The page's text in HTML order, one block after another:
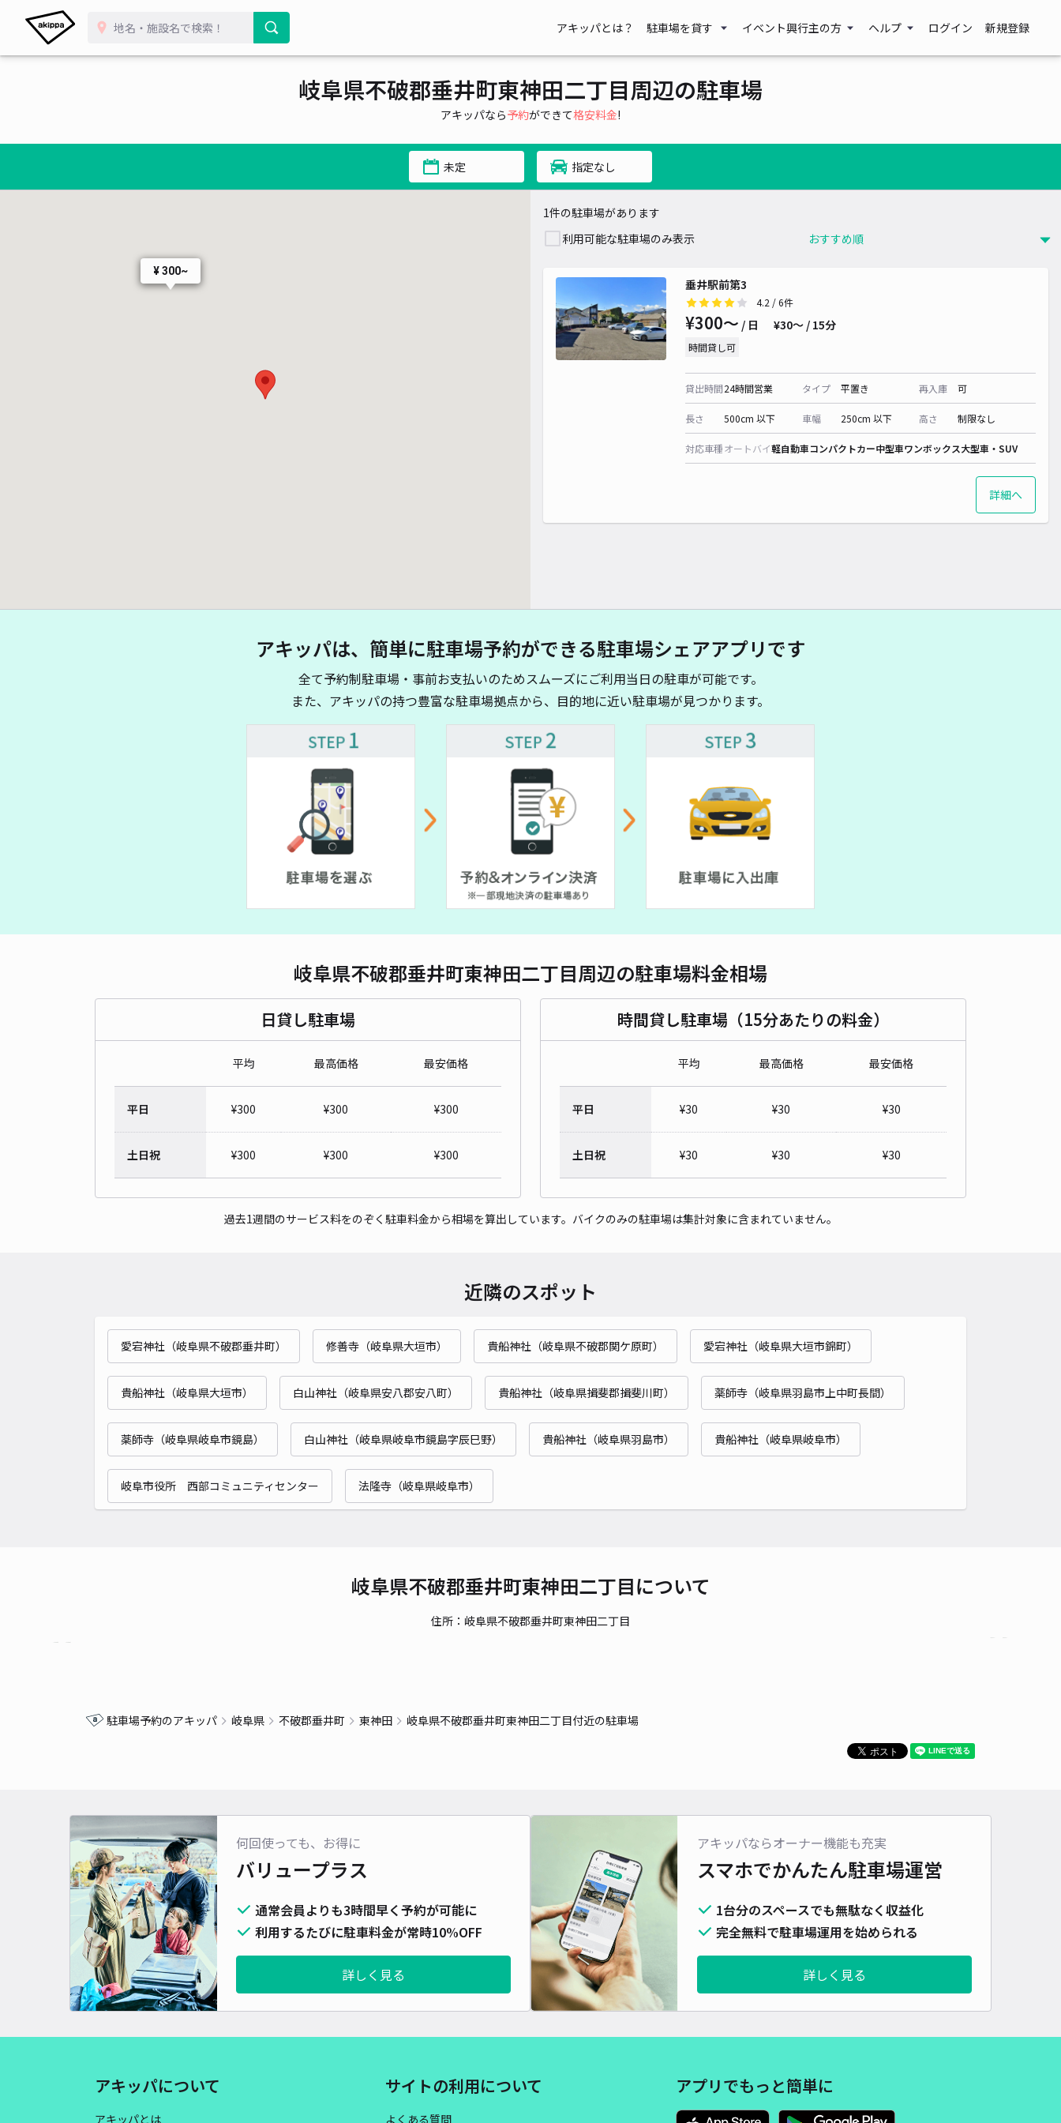
アキッパとは？ 駐車場を貸す イベント興行主の方 ヘルプ ログイン 新規登録
岐阜県不破郡垂井町東神田二丁目周辺の駐車場
アキッパなら予約ができて格安料金!
未定 指定なし
¥ 300~
1件の駐車場があります
利用可能な駐車場のみ表示
垂井駅前第3
4.2 / 6件
¥300〜 / 日 ¥30〜 / 15分
時間貸し可
貸出時間24時間営業 タイプ 平置き 再入庫 可
長さ 500cm 以下 車幅 250cm 以下 高さ 制限なし
対応車種オートバイ軽自動車コンパクトカー中型車ワンボックス大型車・SUV
詳細へ
アキッパは、簡単に駐車場予約ができる駐車場シェアアプリです
全て予約制駐車場・事前お支払いのためスムーズにご利用当日の駐車が可能です。
また、アキッパの持つ豊富な駐車場拠点から、目的地に近い駐車場が見つかります。
岐阜県不破郡垂井町東神田二丁目周辺の駐車場料金相場
日貸し駐車場
平均 最高価格 最安価格
平日 ¥300 ¥300 ¥300
土日祝 ¥300 ¥300 ¥300
時間貸し駐車場（15分あたりの料金）
平均 最高価格 最安価格
平日 ¥30 ¥30 ¥30
土日祝 ¥30 ¥30 ¥30
過去1週間のサービス料をのぞく駐車料金から相場を算出しています。バイクのみの駐車場は集計対象に含まれていません。
近隣のスポット
愛宕神社（岐阜県不破郡垂井町） 修善寺（岐阜県大垣市） 貴船神社（岐阜県不破郡関ケ原町） 愛宕神社（岐阜県大垣市錦町）
貴船神社（岐阜県大垣市） 白山神社（岐阜県安八郡安八町） 貴船神社（岐阜県揖斐郡揖斐川町） 薬師寺（岐阜県羽島市上中町長間）
薬師寺（岐阜県岐阜市鏡島） 白山神社（岐阜県岐阜市鏡島字辰巳野） 貴船神社（岐阜県羽島市） 貴船神社（岐阜県岐阜市）
岐阜市役所 西部コミュニティセンター 法隆寺（岐阜県岐阜市）
岐阜県不破郡垂井町東神田二丁目について
住所：岐阜県不破郡垂井町東神田二丁目
駐車場予約のアキッパ 岐阜県 不破郡垂井町 東神田 岐阜県不破郡垂井町東神田二丁目付近の駐車場
何回使っても、お得に
バリュープラス
通常会員よりも3時間早く予約が可能に
利用するたびに駐車料金が常時10%OFF
詳しく見る
アキッパならオーナー機能も充実
スマホでかんたん駐車場運営
1台分のスペースでも無駄なく収益化
完全無料で駐車場運用を始められる
詳しく見る
アキッパについて
アキッパとは
サイトの利用について
よくある質問
アプリでもっと簡単に